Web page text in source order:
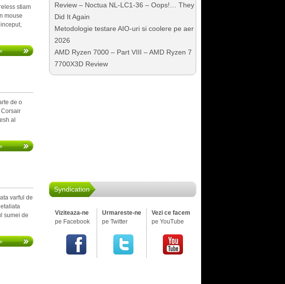
stiam
mouse
de o
al
varful de
sumei de
Review – Noctua NL-LC1-36 – Oops!… They
Did It Again
Metodologie testare AIO-uri si coolere pe aer
2026
AMD Ryzen 7000 – Part VIII – AMD Ryzen 7
7700X3D Review
Syndication
Viziteaza-ne
pe Facebook
Urmareste-ne
pe Twitter
Vezi ce facem
pe YouTube